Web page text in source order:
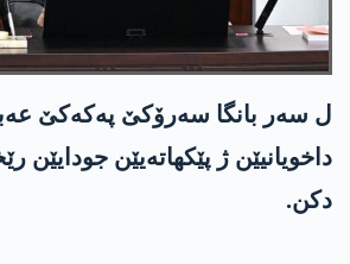
ل سەر بانگا سەرۆکێ پەکەکێ
داخویانیێن ژ پێکھاتەیێن جودایێن
دکن.